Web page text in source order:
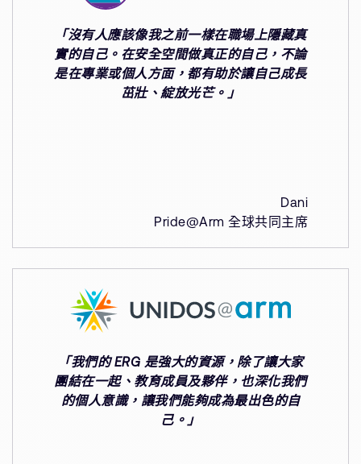
「沒有人應該像我之前一樣在職場上隱藏真
實的自己。在安全空間做真正的自己，不論
是在專業或個人方面，都有助於讓自己成長
茁壯、綻放光芒。」
Dani
Pride@Arm 全球共同主席
「我們的 ERG 是強大的資源，除了讓大家
團結在一起、教育成員及夥伴，也深化我們
的個人意識，讓我們能夠成為最出色的自
己。」